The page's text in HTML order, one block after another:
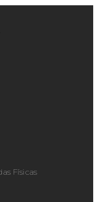
Físicas